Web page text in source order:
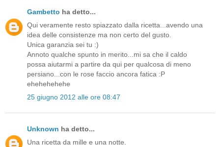
Gambetto ha detto...
Qui veramente resto spiazzato dalla ricetta...avendo una
idea delle consistenze ma non certo del gusto.
Unica garanzia sei tu :)
Annoto qualche spunto in merito...mi sa che il caldo
possa aiutarmi a partire da qui per qualcosa di meno
persiano...con le rose faccio ancora fatica :P
ehehehehehe
25 giugno 2012 alle ore 08:47
Unknown ha detto...
Una ricetta da mille e una notte.